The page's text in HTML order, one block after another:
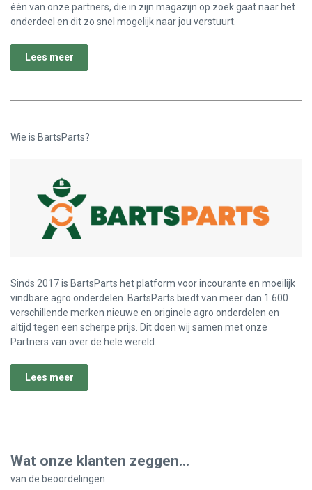
één van onze partners, die in zijn magazijn op zoek gaat naar het
onderdeel en dit zo snel mogelijk naar jou verstuurt.
Lees meer
Wie is BartsParts?
Sinds 2017 is BartsParts het platform voor incourante en moeilijk
vindbare agro onderdelen. BartsParts biedt van meer dan 1.600
verschillende merken nieuwe en originele agro onderdelen en
altijd tegen een scherpe prijs. Dit doen wij samen met onze
Partners van over de hele wereld.
Lees meer
Wat onze klanten zeggen...
van de beoordelingen